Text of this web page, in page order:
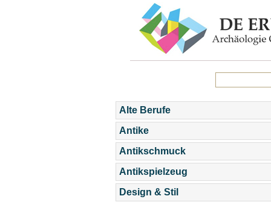
Alte Berufe
Antike
Antikschmuck
Antikspielzeug
Design & Stil